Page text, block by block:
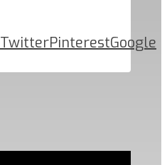
TwitterPinterestGoogle